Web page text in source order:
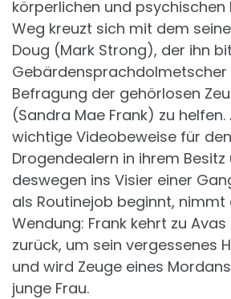
körperlichen und psychischen
Weg kreuzt sich mit dem
Doug (Mark Strong), der ihn
Gebärdensprachdolmetscher
Befragung der gehörlosen
(Sandra Mae Frank) zu
wichtige Videobeweise für
Drogendealern in ihrem Besitz
deswegen ins Visier einer
als Routinejob beginnt,
Wendung: Frank kehrt zu
zurück, um sein vergessenes
und wird Zeuge eines
junge Frau.